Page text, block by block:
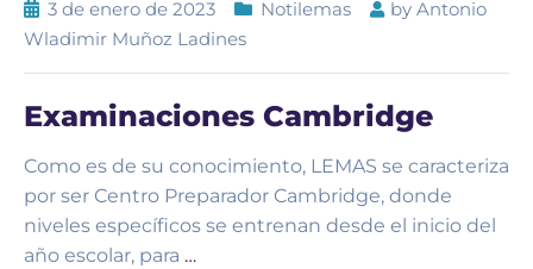
3 de enero de 2023 Notilemas by Antonio
Wladimir Muñoz Ladines
Examinaciones Cambridge
Como es de su conocimiento, LEMAS se caracteriza
por ser Centro Preparador Cambridge, donde
niveles específicos se entrenan desde el inicio del
año escolar, para …